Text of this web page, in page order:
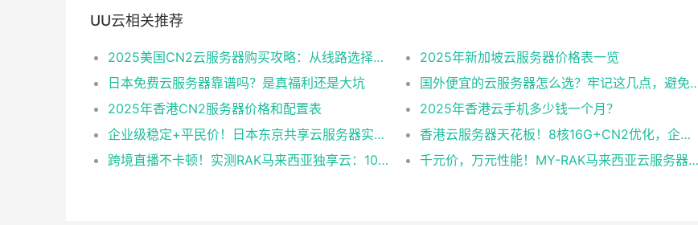
UU云相关推荐
2025美国CN2云服务器购买攻略：从线路选择到实操最全指南
2025年新加坡云服务器价格表一览
日本免费云服务器靠谱吗？是真福利还是大坑
国外便宜的云服务器怎么选
2025年香港CN2服务器价格和配置表
2025年香港云手机多少钱一个月？
企业级稳定+平民价！日本东京共享云服务器实测：CentOS 7.9系统+资源隔离，稳定性达99.99%
香港云服务器天花板！8核16G+CN2优化，企业级数据安全+毫秒级延迟双保险！
跨境直播不卡顿！实测RAK马来西亚独享云：1080P推流稳定，首月6折优惠中
千元价，万元性能！MY-RAK马来西亚云服务器：首月5折+免费SEO工具，中小企业出海“降本神器”